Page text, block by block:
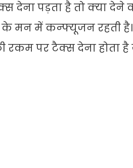
देना पड़ता है तो क्‍या
के मन में कन्फ्यूजन रहती
पर टैक्स देना होता है